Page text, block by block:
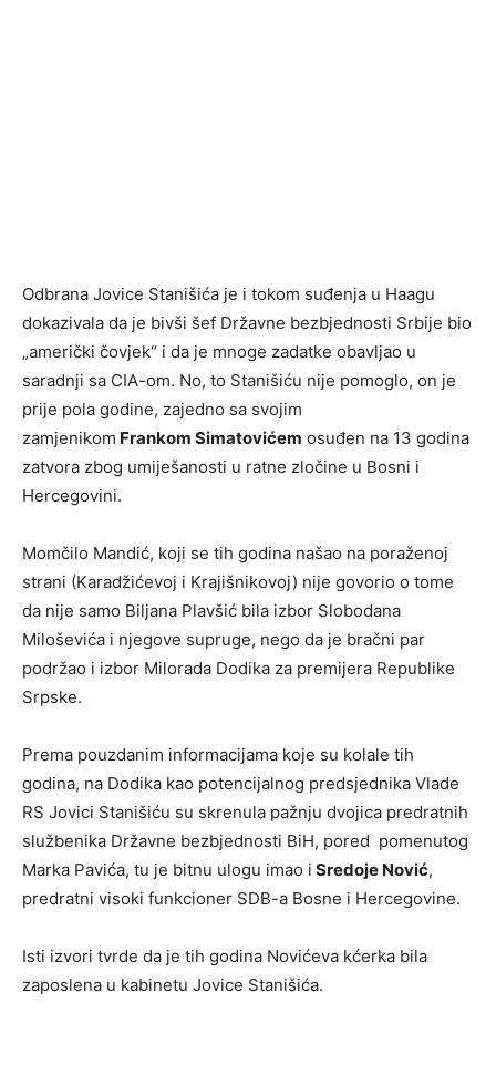
Odbrana Jovice Stanišića je i tokom suđenja u Haagu
dokazivala da je bivši šef Državne bezbjednosti Srbije bio
„američki čovjek“ i da je mnoge zadatke obavljao u
saradnji sa CIA-om. No, to Stanišiću nije pomoglo, on je
prije pola godine, zajedno sa svojim
zamjenikom Frankom Simatovićem osuđen na 13 godina
zatvora zbog umiješanosti u ratne zločine u Bosni i
Hercegovini.
Momčilo Mandić, koji se tih godina našao na poraženoj
strani (Karadžićevoj i Krajišnikovoj) nije govorio o tome
da nije samo Biljana Plavšić bila izbor Slobodana
Miloševića i njegove supruge, nego da je bračni par
podržao i izbor Milorada Dodika za premijera Republike
Srpske.
Prema pouzdanim informacijama koje su kolale tih
godina, na Dodika kao potencijalnog predsjednika Vlade
RS Jovici Stanišiću su skrenula pažnju dvojica predratnih
službenika Državne bezbjednosti BiH, pored pomenutog
Marka Pavića, tu je bitnu ulogu imao i Sredoje Nović,
predratni visoki funkcioner SDB-a Bosne i Hercegovine.
Isti izvori tvrde da je tih godina Novićeva kćerka bila
zaposlena u kabinetu Jovice Stanišića.